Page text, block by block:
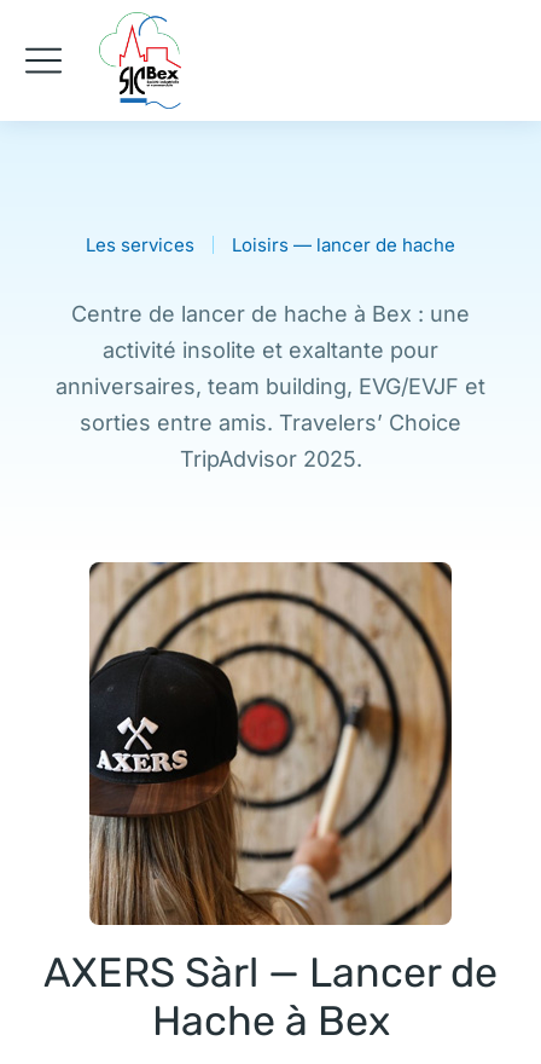
Les services Loisirs — lancer de hache
Centre de lancer de hache à Bex : une
activité insolite et exaltante pour
anniversaires, team building, EVG/EVJF et
sorties entre amis. Travelers’ Choice
TripAdvisor 2025.
AXERS Sàrl — Lancer de
Hache à Bex